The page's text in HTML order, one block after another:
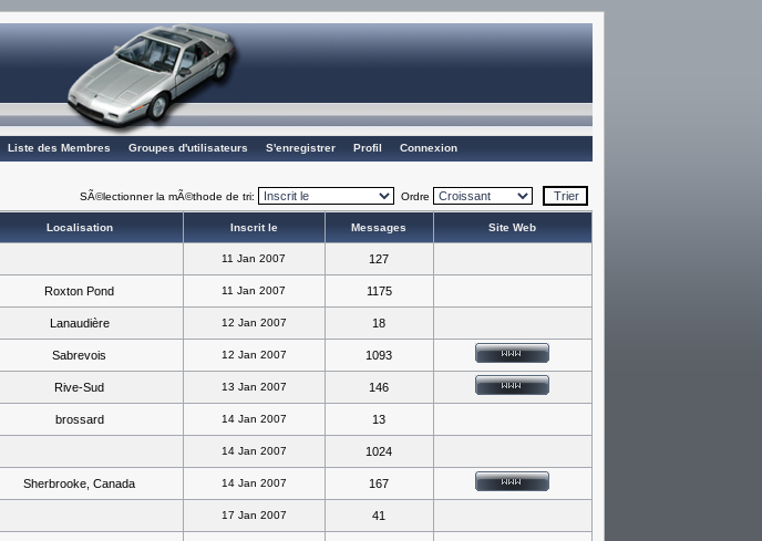
Liste des Membres Groupes d'utilisateurs S'enregistrer Profil Connexion
SÃ©lectionner la mÃ©thode de tri: Ordre
Localisation Inscrit le Messages Site Web
11 Jan 2007 127
Roxton Pond 11 Jan 2007 1175
Lanaudière 12 Jan 2007 18
Sabrevois 12 Jan 2007 1093
Rive-Sud 13 Jan 2007 146
brossard 14 Jan 2007 13
14 Jan 2007 1024
Sherbrooke, Canada 14 Jan 2007 167
17 Jan 2007 41